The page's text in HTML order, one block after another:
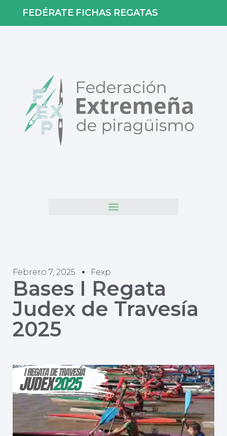
FEDÉRATE FICHAS REGATAS
Febrero 7, 2025 Fexp
Bases I Regata
Judex de Travesía
2025